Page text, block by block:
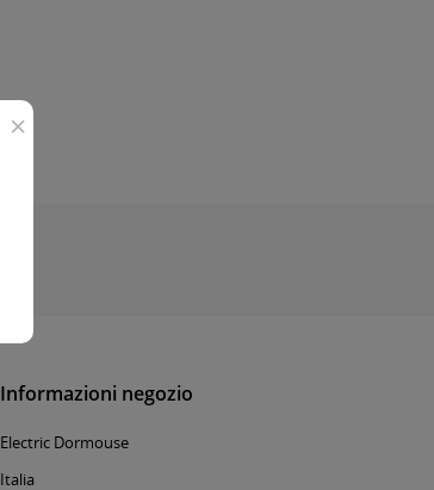
Informazioni negozio
Electric Dormouse
Italia
×